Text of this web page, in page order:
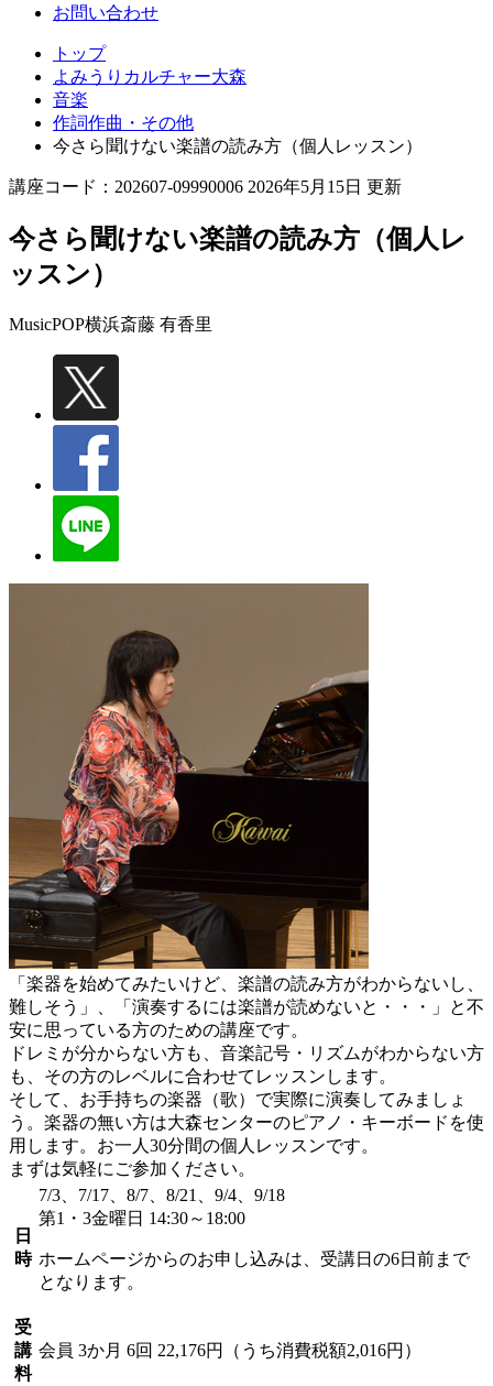
お問い合わせ
トップ
よみうりカルチャー大森
音楽
作詞作曲・その他
今さら聞けない楽譜の読み方（個人レッスン）
講座コード：202607-09990006 2026年5月15日 更新
今さら聞けない楽譜の読み方（個人レ
ッスン）
MusicPOP横浜斎藤 有香里
「楽器を始めてみたいけど、楽譜の読み方がわからないし、
難しそう」、「演奏するには楽譜が読めないと・・・」と不
安に思っている方のための講座です。
ドレミが分からない方も、音楽記号・リズムがわからない方
も、その方のレベルに合わせてレッスンします。
そして、お手持ちの楽器（歌）で実際に演奏してみましょ
う。楽器の無い方は大森センターのピアノ・キーボードを使
用します。お一人30分間の個人レッスンです。
まずは気軽にご参加ください。
日
時
7/3、7/17、8/7、8/21、9/4、9/18
第1・3金曜日 14:30～18:00
ホームページからのお申し込みは、受講日の6日前まで
となります。
受
講
料
会員 3か月 6回 22,176円（うち消費税額2,016円）